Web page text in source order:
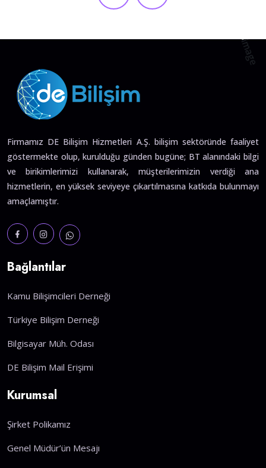
Firmamız DE Bilişim Hizmetleri A.Ş. bilişim sektöründe faaliyet
göstermekte olup, kurulduğu günden bugüne; BT alanındaki bilgi
ve birikimlerimizi kullanarak, müşterilerimizin verdiği ana
hizmetlerin, en yüksek seviyeye çıkartılmasına katkıda bulunmayı
amaçlamıştır.
Bağlantılar
Kamu Bilişimcileri Derneği
Türkiye Bilişim Derneği
Bilgisayar Müh. Odası
DE Bilişim Mail Erişimi
Kurumsal
Şirket Polikamız
Genel Müdür’ün Mesajı